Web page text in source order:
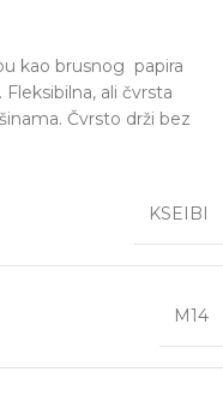
kao brusnog papira
ali čvrsta
Čvrsto drži bez
KSEIBI
M14